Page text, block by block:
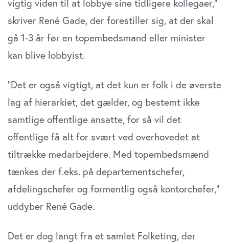
vigtig viden til at lobbye sine tidligere kollegaer,”
skriver René Gade, der forestiller sig, at der skal
gå 1-3 år før en topembedsmand eller minister
kan blive lobbyist.
”Det er også vigtigt, at det kun er folk i de øverste
lag af hierarkiet, det gælder, og bestemt ikke
samtlige offentlige ansatte, for så vil det
offentlige få alt for svært ved overhovedet at
tiltrække medarbejdere. Med topembedsmænd
tænkes der f.eks. på departementschefer,
afdelingschefer og formentlig også kontorchefer,”
uddyber René Gade.
Det er dog langt fra et samlet Folketing, der